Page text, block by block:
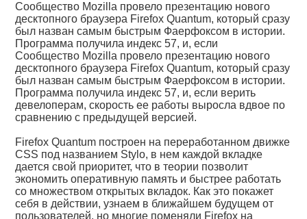
Сообщество Mozilla провело презентацию нового
десктопного браузера Firefox Quantum, который сразу
был назван самым быстрым Фаерфоксом в истории.
Программа получила индекс 57, и, если
Сообщество Mozilla провело презентацию нового
десктопного браузера Firefox Quantum, который сразу
был назван самым быстрым Фаерфоксом в истории.
Программа получила индекс 57, и, если верить
девелоперам, скорость ее работы выросла вдвое по
сравнению с предыдущей версией.
Firefox Quantum построен на переработанном движке
CSS под названием Stylo, в нем каждой вкладке
дается свой приоритет, что в теории позволит
экономить оперативную память и быстрее работать
со множеством открытых вкладок. Как это покажет
себя в действии, узнаем в ближайшем будущем от
пользователей, но многие поменяли Firefox на